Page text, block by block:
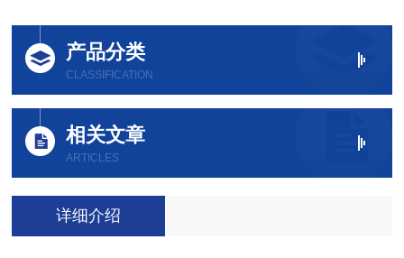
产品分类
CLASSIFICATION
相关文章
ARTICLES
详细介绍